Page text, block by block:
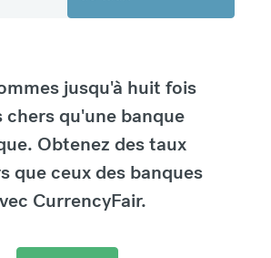
jusqu'à huit fois
chers qu'une banque
Obtenez des taux
que ceux des banques
CurrencyFair.